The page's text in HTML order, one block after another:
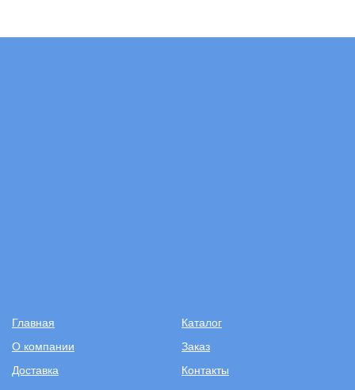
Главная
Каталог
О компании
Заказ
Доставка
Контакты